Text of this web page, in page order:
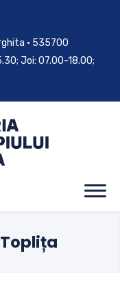
• 535700
Joi: 07.00-18.00;